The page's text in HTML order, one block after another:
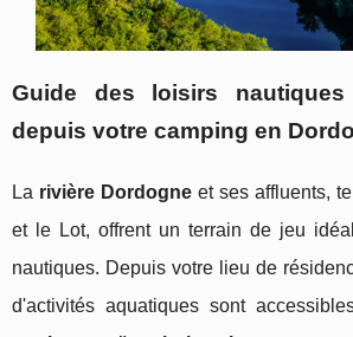
Guide des loisirs nautiques
depuis votre camping en
La rivière Dordogne et ses affluents,
et le Lot, offrent un terrain de jeu
nautiques. Depuis votre lieu de
d'activités aquatiques sont